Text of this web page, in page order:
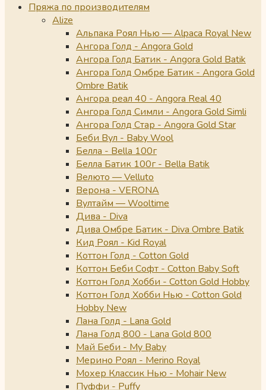
Пряжа по производителям
Alize
Альпака Роял Нью — Alpaca Royal New
Ангора Голд - Angora Gold
Ангора Голд Батик - Angora Gold Batik
Ангора Голд Омбре Батик - Angora Gold
Ombre Batik
Ангора реал 40 - Angora Real 40
Ангора Голд Симли - Angora Gold Simli
Ангора Голд Стар - Angora Gold Star
Беби Вул - Baby Wool
Белла - Bella 100г
Белла Батик 100г - Bella Batik
Велюто — Velluto
Верона - VERONA
Вултайм — Wooltime
Дива - Diva
Дива Омбре Батик - Diva Ombre Batik
Кид Роял - Kid Royal
Коттон Голд - Cotton Gold
Коттон Беби Софт - Cotton Baby Soft
Коттон Голд Хобби - Cotton Gold Hobby
Коттон Голд Хобби Нью - Cotton Gold
Hobby New
Лана Голд - Lana Gold
Лана Голд 800 - Lana Gold 800
Май Беби - My Baby
Мерино Роял - Merino Royal
Мохер Классик Нью - Mohair New
Пуффи - Puffy